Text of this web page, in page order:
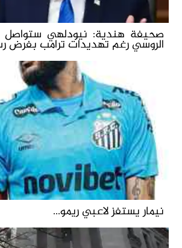
صحيفة هندية: نيودلهي ستواصل
الروسي رغم تهديدات ترامب بفرض
نيمار يستفز لاعبي ريمو...